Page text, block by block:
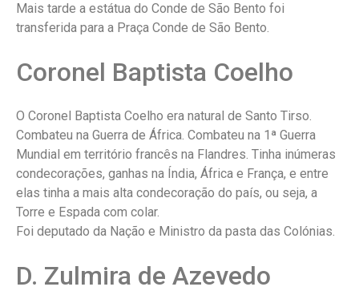
Mais tarde a estátua do Conde de São Bento foi
transferida para a Praça Conde de São Bento.
Coronel Baptista Coelho
O Coronel Baptista Coelho era natural de Santo Tirso.
Combateu na Guerra de África. Combateu na 1ª Guerra
Mundial em território francês na Flandres. Tinha inúmeras
condecorações, ganhas na Índia, África e França, e entre
elas tinha a mais alta condecoração do país, ou seja, a
Torre e Espada com colar.
Foi deputado da Nação e Ministro da pasta das Colónias.
D. Zulmira de Azevedo